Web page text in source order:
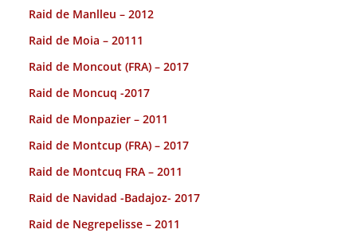
Raid de Manlleu – 2012
Raid de Moia – 20111
Raid de Moncout (FRA) – 2017
Raid de Moncuq -2017
Raid de Monpazier – 2011
Raid de Montcup (FRA) – 2017
Raid de Montcuq FRA – 2011
Raid de Navidad -Badajoz- 2017
Raid de Negrepelisse – 2011